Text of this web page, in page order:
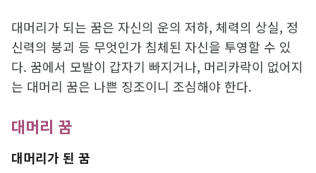
대머리가 되는 꿈은 자신의 운의 저하, 체력의 상실, 정
신력의 붕괴 등 무엇인가 침체된 자신을 투영할 수 있
다. 꿈에서 모발이 갑자기 빠지거나, 머리카락이 없어지
는 대머리 꿈은 나쁜 징조이니 조심해야 한다.
대머리 꿈
대머리가 된 꿈